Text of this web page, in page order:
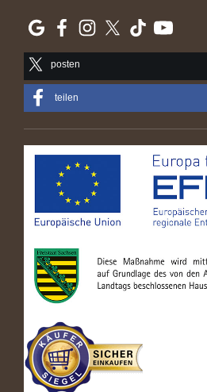
posten
teilen